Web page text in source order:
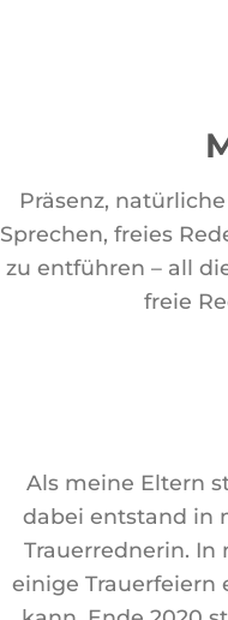
Präsenz,
Sprechen, freies
zu entführen – all
freie
Als meine Eltern
dabei entstand in
Trauerrednerin. In
einige Trauerfeiern